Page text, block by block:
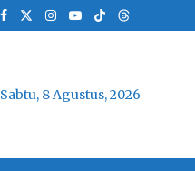
Sabtu, 8 Agustus, 2026